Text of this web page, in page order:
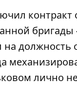
должность
лично